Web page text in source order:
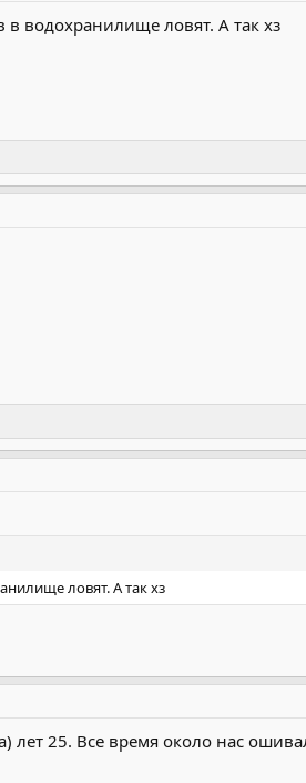
в водохранилище ловят. А так хз
ловят. А так хз
25. Все время около нас